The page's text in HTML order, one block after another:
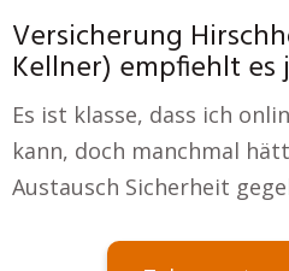
Versicherung
Kellner) empfiehlt es
Es ist klasse, dass ich
kann, doch manchmal
Austausch Sicherheit